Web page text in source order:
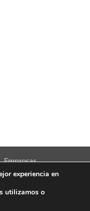
Empresas
Tendencias
experiencia en
utilizamos o